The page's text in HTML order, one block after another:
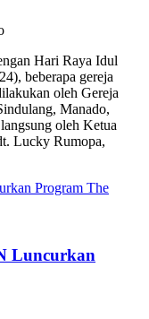
Hari Raya Idul
beberapa gereja
oleh Gereja
Manado,
oleh Ketua
Lucky Rumopa,
Luncurkan